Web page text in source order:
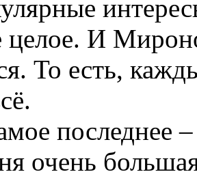
целое. И
То есть,
последнее
очень